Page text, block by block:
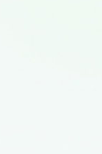
U.S.
received.
instead
but they